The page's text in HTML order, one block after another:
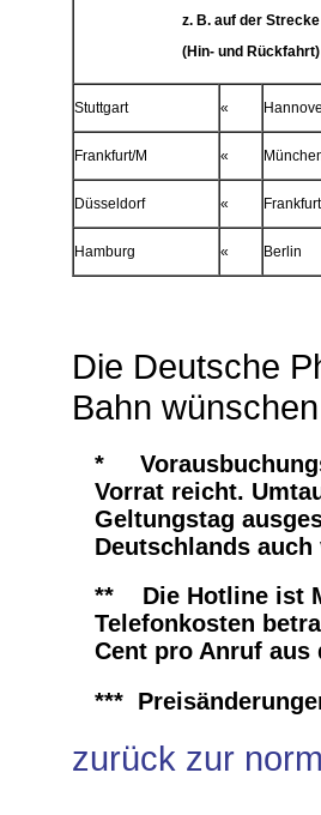
z. B. auf der Strecke
(Hin- und Rückfahrt)
Stuttgart «
Frankfurt/M «
Düsseldorf «
Hamburg « Berlin
Die Deutsche
Bahn
*
Vorrat reicht.
Geltungstag
Deutschlands
** Die Hotline ist
Telefonkosten
Cent pro Anruf aus
***
zurück zur